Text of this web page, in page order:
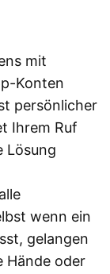
mit
Konten
persönlicher
Ihrem Ruf
Lösung
wenn ein
gelangen
Hände oder